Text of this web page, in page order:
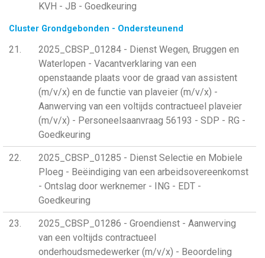
KVH - JB - Goedkeuring
Cluster Grondgebonden - Ondersteunend
21
2025_CBSP_01284 - Dienst Wegen, Bruggen en
Waterlopen - Vacantverklaring van een
openstaande plaats voor de graad van assistent
(m/v/x) en de functie van plaveier (m/v/x) -
Aanwerving van een voltijds contractueel plaveier
(m/v/x) - Personeelsaanvraag 56193 - SDP - RG -
Goedkeuring
22
2025_CBSP_01285 - Dienst Selectie en Mobiele
Ploeg - Beëindiging van een arbeidsovereenkomst
- Ontslag door werknemer - ING - EDT -
Goedkeuring
23
2025_CBSP_01286 - Groendienst - Aanwerving
van een voltijds contractueel
onderhoudsmedewerker (m/v/x) - Beoordeling